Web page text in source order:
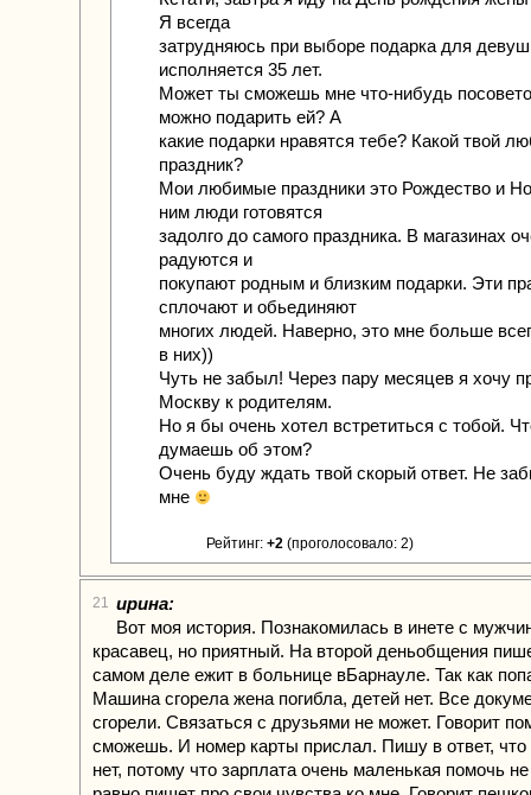
Я всегда
затрудняюсь при выборе подарка для
исполняется 35 лет.
Может ты сможешь мне что-нибудь
можно подарить ей? А
какие подарки нравятся тебе? Какой твой
праздник?
Мои любимые праздники это Рождество и
ним люди готовятся
задолго до самого праздника. В магазинах
радуются и
покупают родным и близким подарки. Эти
сплочают и обьединяют
многих людей. Наверно, это мне больше
в них))
Чуть не забыл! Через пару месяцев я хочу
Москву к родителям.
Но я бы очень хотел встретиться с тобой.
думаешь об этом?
Очень буду ждать твой скорый ответ. Не
мне
Рейтинг: +2 (проголосовало: 2)
21 ирина:
Вот моя история. Познакомилась в инете с
красавец, но приятный. На второй деньобщения
самом деле ежит в больнице вБарнауле. Так как
Машина сгорела жена погибла, детей нет. Все
сгорели. Связаться с друзьями не может. Говорит
сможешь. И номер карты прислал. Пишу в ответ, что
нет, потому что зарплата очень маленькая помочь